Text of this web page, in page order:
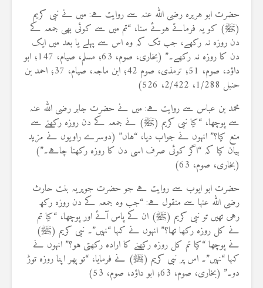
حضرت ابو ہریرہ رضی اللہ عنہ سے روایت ہے: میں نے نبی کریم
(ﷺ) کو یہ فرماتے ہوئے سنا، “تم میں سے کوئی بھی جمعہ کے
دن روزہ نہ رکھے، جب تک کہ وہ اس سے پہلے یا بعد میں ایک
دن کا روزہ نہ رکھے۔” (بخاری، صوم، 63؛ مسلم، صیام، 147؛ ابو
داؤد، صوم، 51؛ ترمذی، صوم 42؛ ابن ماجہ، صیام، 37؛ احمد بن
حنبل 1/288، 2/422، 526)
محمد بن عباس سے روایت ہے: میں نے حضرت جابر رضی اللہ عنہ
سے پوچھا، “کیا نبی کریم (ﷺ) نے جمعہ کے دن روزہ رکھنے سے
منع کیا؟” انہوں نے جواب دیا، “ہاں” (دوسرے راویوں نے مزید
بیان کیا کہ “اگر کوئی صرف اسی دن کا روزہ رکھنا چاہے۔”)
(بخاری، صوم، 63)
حضرت ابو ایوب سے روایت ہے جو حضرت جویریہ بنت حارث
رضی اللہ عنہا سے منقول ہے: “جب وہ جمعہ کے دن روزہ رکھ
رہی تھیں تو نبی کریم (ﷺ) ان کے پاس آئے اور پوچھا، “کیا تم
نے کل روزہ رکھا تھا؟” انہوں نے کہا “نہیں”۔ نبی کریم (ﷺ)
نے پوچھا “کیا تم کل روزہ رکھنے کا ارادہ رکھتی ہو؟” انہوں نے
کہا “نہیں”۔ اس پر نبی کریم (ﷺ) نے فرمایا، “تو پھر اپنا روزہ توڑ
دو۔” (بخاری، صوم، 63؛ ابو داؤد، صوم، 53)